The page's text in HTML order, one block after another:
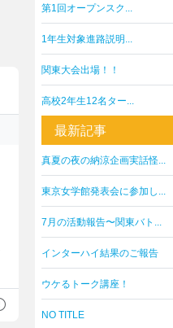
第1回オープンスク...
1年生対象進路説明...
関東大会出場！！
高校2年生12名ター...
最新記事
真夏の夜の納涼企画実話怪...
東京女学館発表会に参加し...
7月の活動報告〜関東バト...
インターハイ結果のご報告
ウケるトーク講座！
NO TITLE